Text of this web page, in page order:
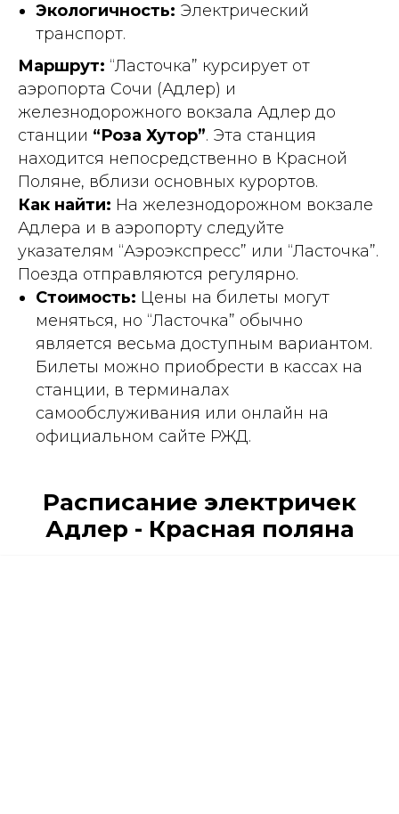
Экологичность: Электрический
транспорт.
Маршрут: “Ласточка” курсирует от
аэропорта Сочи (Адлер) и
железнодорожного вокзала Адлер до
станции “Роза Хутор”. Эта станция
находится непосредственно в Красной
Поляне, вблизи основных курортов.
Как найти: На железнодорожном вокзале
Адлера и в аэропорту следуйте
указателям “Аэроэкспресс” или “Ласточка”.
Поезда отправляются регулярно.
Стоимость: Цены на билеты могут
меняться, но “Ласточка” обычно
является весьма доступным вариантом.
Билеты можно приобрести в кассах на
станции, в терминалах
самообслуживания или онлайн на
официальном сайте РЖД.
Расписание электричек
Адлер - Красная поляна